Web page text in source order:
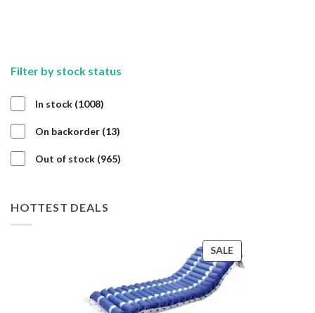
Filter by stock status
In stock 10081008
On backorder 1313
Out of stock 965965
HOTTEST DEALS
SALEPRODUCT
ON